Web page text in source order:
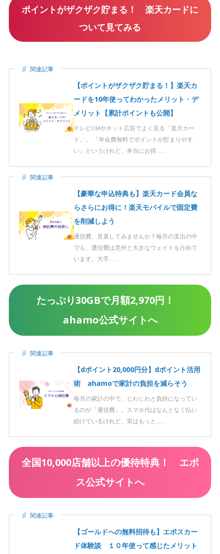
ポイントがザクザク貯まる！ 楽天カードに
ついて見てみる
関連記事
【ポイントがザクザク貯まる！】楽天カ
ードを10年使ってわかったメリット・デ
メリット【累計ポイントも公開】
テレビCMやネット広告でよく見る「楽天カー
ド」。 「年会費無料でポイントが貯まりやす
い」というけれど、本当にお得……
関連記事
【豪華な申込特典も】楽天カード会員な
らさらにお得に！楽天モバイルで固定費
を削減しよう
通信費、見直してみませんか？毎月の支出の中
でも、通信費は意外と大きなウェイトを占めて
います。大手……
たっぷり30GBで月額2,970円！
ahamo公式サイトへ
関連記事
【dポイント20,000円分】dポイント活用
術 ahamoで家計の負担を減らそう
毎月の家計の中で、じわじわと負担になってい
るのが「通信費」。スマホ代はなんとなく払い
続けているけれど、実はもっと……
全国10,000店舗以上の優待特典！ エポ
ス公式サイトへ
関連記事
【ゴールドへの無料招待も】エポスカー
ド体験談 １０年使って感じたメリット